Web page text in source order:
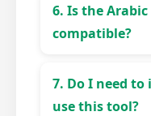
Translation =
6. Is the
compatible?
supported and
7. Do I need
use this tool?